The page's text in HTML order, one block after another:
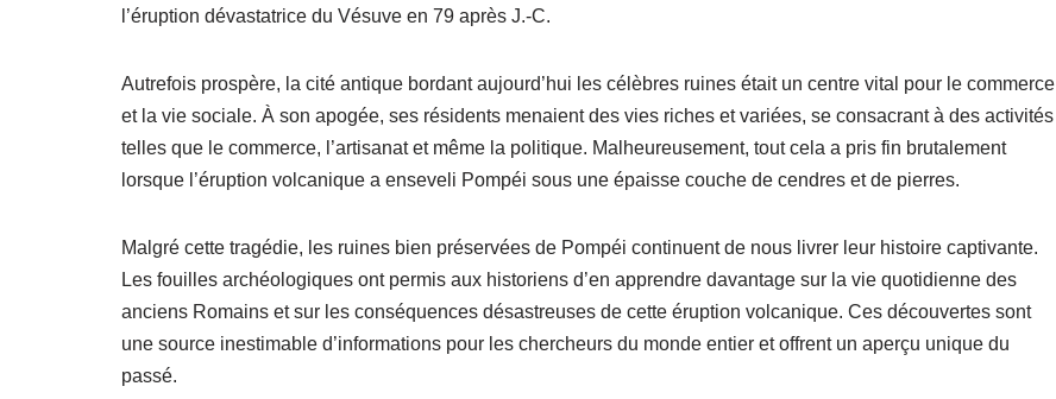
l’éruption dévastatrice du Vésuve en 79 après J.-C.
Autrefois prospère, la cité antique bordant aujourd’hui les célèbres ruines était un centre vital pour le commerce
et la vie sociale. À son apogée, ses résidents menaient des vies riches et variées, se consacrant à des activités
telles que le commerce, l’artisanat et même la politique. Malheureusement, tout cela a pris fin brutalement
lorsque l’éruption volcanique a enseveli Pompéi sous une épaisse couche de cendres et de pierres.
Malgré cette tragédie, les ruines bien préservées de Pompéi continuent de nous livrer leur histoire captivante.
Les fouilles archéologiques ont permis aux historiens d’en apprendre davantage sur la vie quotidienne des
anciens Romains et sur les conséquences désastreuses de cette éruption volcanique. Ces découvertes sont
une source inestimable d’informations pour les chercheurs du monde entier et offrent un aperçu unique du
passé.